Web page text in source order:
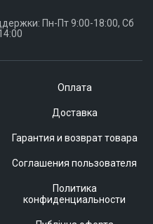
Оплата
Доставка
Гарантия и возврат товара
Соглашения пользователя
Политика
конфиденциальности
Пн-Пт 9:00-18:00, Сб